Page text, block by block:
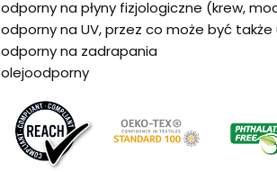
odporny na płyny fizjologiczne (krew,
odporny na UV, przez co może być
odporny na zadrapania
olejoodporny